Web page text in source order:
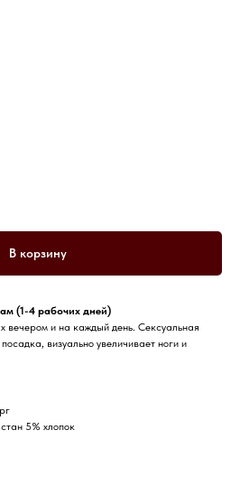
В корзину
(1-4 рабочих дней)
вечером и на каждый день. Сексуальная
визуально увеличивает ноги и
5% хлопок